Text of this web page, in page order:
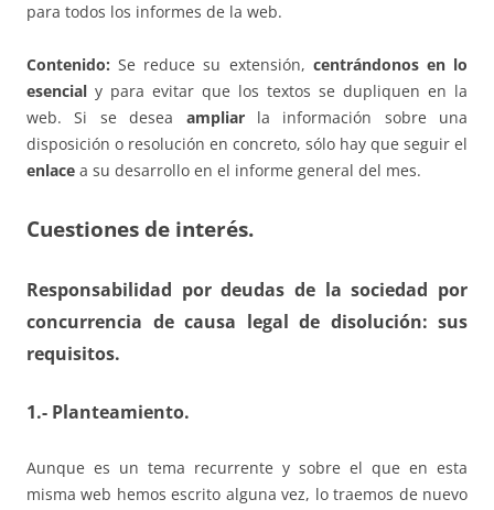
para todos los informes de la web.
Contenido: Se reduce su extensión, centrándonos en lo
esencial y para evitar que los textos se dupliquen en la
web. Si se desea ampliarla información sobre una
disposición o resolución en concreto, sólo hay que seguir el
enlace a su desarrollo en el informe general del mes.
Cuestiones de interés.
Responsabilidad por deudas de la sociedad por
concurrencia de causa legal de disolución: sus
requisitos.
1.- Planteamiento.
Aunque es un tema recurrente y sobre el que en esta
misma web hemos escrito alguna vez, lo traemos de nuevo